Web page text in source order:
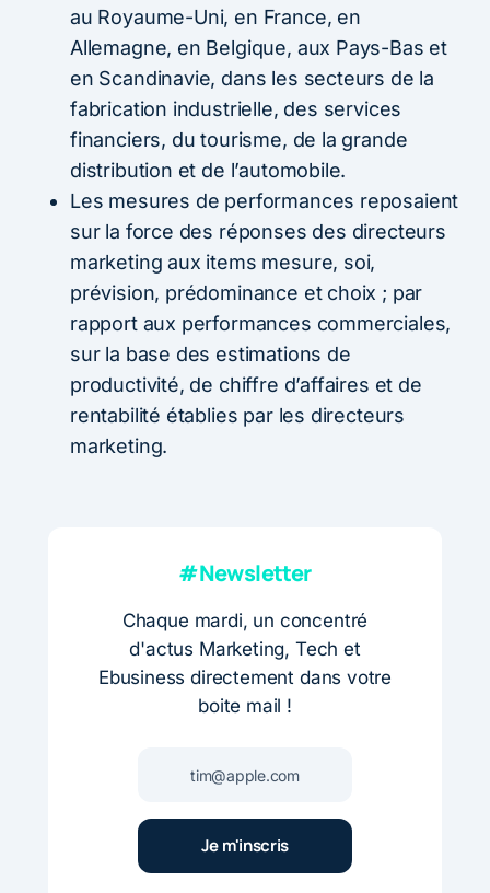
au Royaume-Uni, en France, en
Allemagne, en Belgique, aux Pays-Bas et
en Scandinavie, dans les secteurs de la
fabrication industrielle, des services
financiers, du tourisme, de la grande
distribution et de l’automobile.
Les mesures de performances reposaient
sur la force des réponses des directeurs
marketing aux items mesure, soi,
prévision, prédominance et choix ; par
rapport aux performances commerciales,
sur la base des estimations de
productivité, de chiffre d’affaires et de
rentabilité établies par les directeurs
marketing.
#Newsletter
Chaque mardi, un concentré
d'actus Marketing, Tech et
Ebusiness directement dans votre
boite mail !